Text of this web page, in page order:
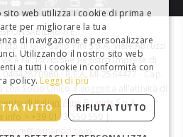
di Giordano Vini S.p.A. Viale Abruzzi
e Nr. Iscrizione Registro Imprese di
- R.E.A. MI-2564477 - Cap.
con Socio Unico e soggetta all'attività di
diItalian Wine Brands S.p.A.
info > +39 0173 550 550 |
sito web utilizza i cookie di prima e
per migliorare la tua
di navigazione e personalizzare
Utilizzando il nostro sito web
a tutti i cookie in conformità con
policy. Leggi di più
TUTTO RIFIUTA TUTTO